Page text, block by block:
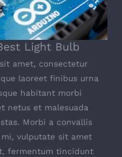
Light Bulb
amet, consectetur
laoreet finibus urna
habitant morbi
netus et malesuada
Morbi a convallis
vulputate sit amet
fermentum tincidunt